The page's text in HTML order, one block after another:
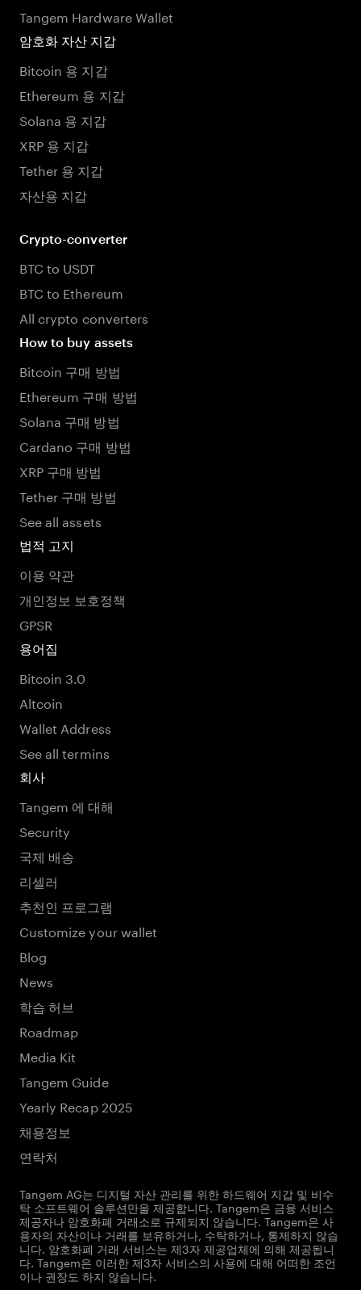
Tangem Hardware Wallet
암호화 자산 지갑
Bitcoin 용 지갑
Ethereum 용 지갑
Solana 용 지갑
XRP 용 지갑
Tether 용 지갑
자산용 지갑
Crypto-converter
BTC to USDT
BTC to Ethereum
All crypto converters
How to buy assets
Bitcoin 구매 방법
Ethereum 구매 방법
Solana 구매 방법
Cardano 구매 방법
XRP 구매 방법
Tether 구매 방법
See all assets
법적 고지
이용 약관
개인정보 보호정책
GPSR
용어집
Bitcoin 3.0
Altcoin
Wallet Address
See all termins
회사
Tangem 에 대해
Security
국제 배송
리셀러
추천인 프로그램
Customize your wallet
Blog
News
학습 허브
Roadmap
Media Kit
Tangem Guide
Yearly Recap 2025
채용정보
연락처
Tangem AG는 디지털 자산 관리를 위한 하드웨어 지갑 및 비수
탁 소프트웨어 솔루션만을 제공합니다. Tangem은 금융 서비스
제공자나 암호화폐 거래소로 규제되지 않습니다. Tangem은 사
용자의 자산이나 거래를 보유하거나, 수탁하거나, 통제하지 않습
니다. 암호화폐 거래 서비스는 제3자 제공업체에 의해 제공됩니
다. Tangem은 이러한 제3자 서비스의 사용에 대해 어떠한 조언
이나 권장도 하지 않습니다.